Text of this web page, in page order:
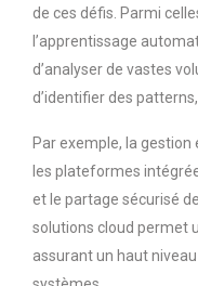
de ces défis. Parmi
l’apprentissage
d’analyser de vastes
d’identifier des
Par exemple, la
les plateformes
et le partage sécurisé
solutions cloud permet
assurant un haut